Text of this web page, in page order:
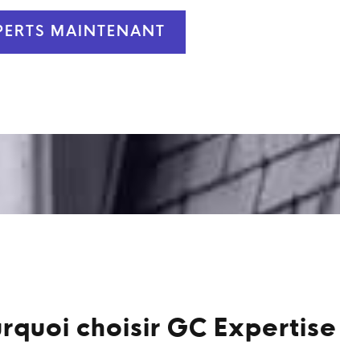
MAINTENANT
choisir GC Expertise